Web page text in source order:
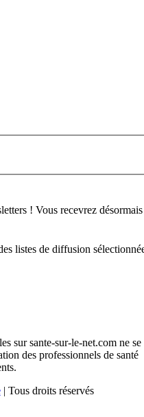
! Vous recevrez désormais
listes de diffusion
sur sante-sur-le-net.com ne se
des professionnels de santé
| Tous droits réservés